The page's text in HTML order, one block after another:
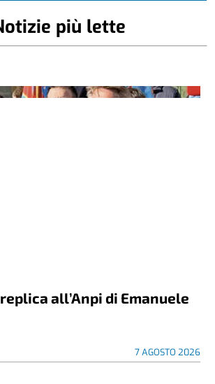
più lette
all’Anpi di Emanuele
7 AGOSTO 2026